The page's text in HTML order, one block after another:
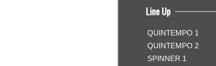
Line Up
QUINTEMPO 1
QUINTEMPO 2
SPINNER 1